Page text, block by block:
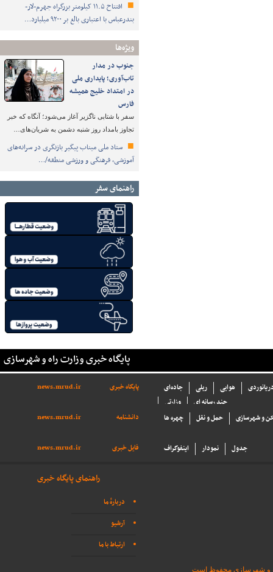
افتتاح ۱۱.۵ کیلومتر بزرگراه جهرم-لار-
بندرعباس با اعتباری بالغ بر ۹۲۰۰ میلیارد…
ویژه‌ها
جنوب در مدار
تاب‌آوری؛ پایداری ملی
در امتداد خلیج همیشه
فارس
سفر با شتابی ناگزیر آغاز می‌شود؛ آنگاه که خبر
تجاوز بامداد روز شنبه دشمن به شریان‌های…
ستاد ملی میناب پیگیر بازنگری در سرانه‌های
آموزشی، فرهنگی و ورزشی منطقه/…
راهنمای سفر
پایگاه خبری وزارت راه و شهرسازی
پایگاه خبری news.mrud.ir جاده‌ای ریلی هوایی
وزارتی
چند رسانه ای
دانشنامه
news.mrud.ir چهره ها حمل و نقل و شهرسازی
فایل خبری news.mrud.ir اینفوگراف نمودار جدول
راهنمای پایگاه خبری
دربارهٔ ما
آرشیو
ارتباط با ما
و شهرسازی محفوظ است